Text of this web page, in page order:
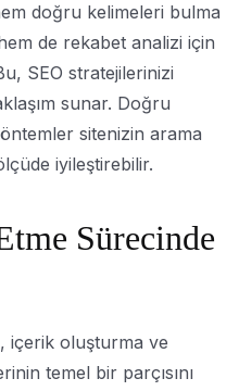
doğru kelimeleri bulma
de rekabet analizi için
SEO stratejilerinizi
sunar. Doğru
sitenizin arama
iyileştirebilir.
Sürecinde
içerik oluşturma ve
temel bir parçısını